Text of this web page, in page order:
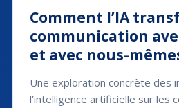
Comment l’IA
communication
et avec nous-
Une exploration concrète des
l’intelligence artificielle sur les